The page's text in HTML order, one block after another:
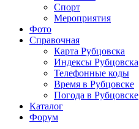
Спорт
Мероприятия
Фото
Справочная
Карта Рубцовска
Индексы Рубцовска
Телефонные коды
Время в Рубцовске
Погода в Рубцовске
Каталог
Форум